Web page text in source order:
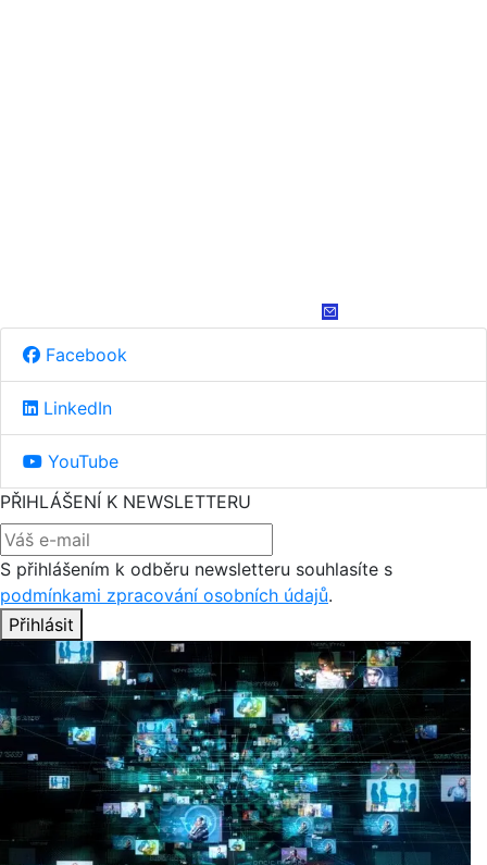
Facebook
LinkedIn
YouTube
PŘIHLÁŠENÍ K NEWSLETTERU
S přihlášením k odběru newsletteru souhlasíte s
podmínkami zpracování osobních údajů.
Přihlásit